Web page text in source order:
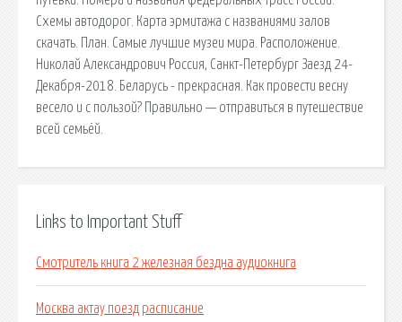
Схемы автодорог. Карта эрмитажа с названиями залов
скачать. План. Самые лучшие музеи мира. Расположение.
Николай Александрович Россия, Санкт-Петербург Заезд 24-
Декабря-2018. Беларусь - прекрасная. Как провести весну
весело и с пользой? Правильно — отправиться в путешествие
всей семьёй.
Links to Important Stuff
Смотритель книга 2 железная бездна аудиокнига
Москва актау поезд расписание